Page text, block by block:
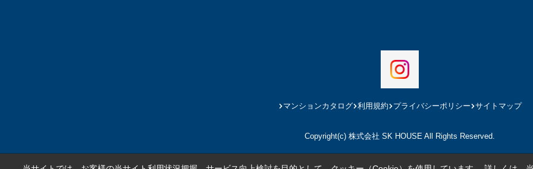
マンションカタログ 利用規約 プライバシーポリシー サイトマップ
Copyright(c) 株式会社 SK HOUSE All Rights Reserved.